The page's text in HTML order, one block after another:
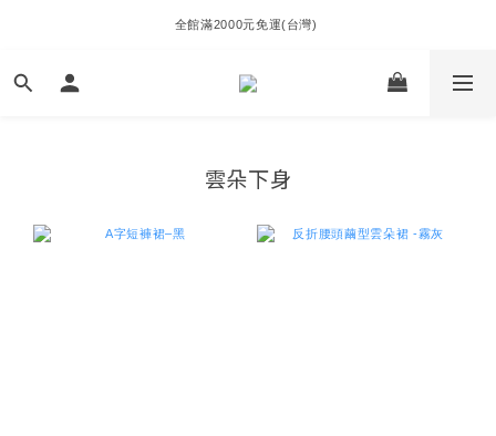
全館滿2000元免運(台灣)
雲朵下身